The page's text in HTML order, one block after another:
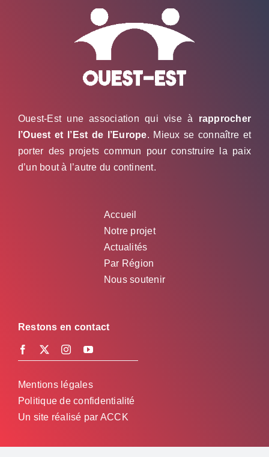
Ouest-Est une association qui vise à rapprocher
l’Ouest et l’Est de l’Europe. Mieux se connaître et
porter des projets commun pour construire la paix
d’un bout à l’autre du continent.
Accueil
Notre projet
Actualités
Par Région
Nous soutenir
Restons en contact
Mentions légales
Politique de confidentialité
Un site réalisé par ACCK